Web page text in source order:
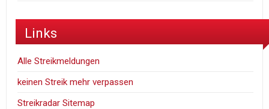
Links
Alle Streikmeldungen
keinen Streik mehr verpassen
Streikradar Sitemap